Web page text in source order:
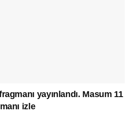
yayınlandı. Masum 11
izle